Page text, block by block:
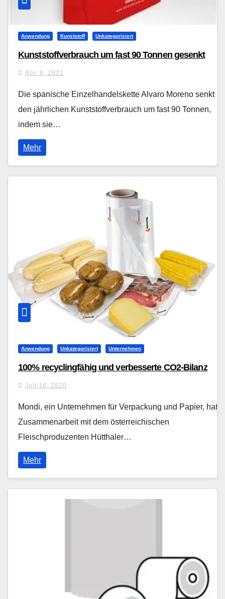
Anwendung Kunststoff Unkategorisiert
Kunststoffverbrauch um fast 90 Tonnen gesenkt
Apr. 8, 2021
Die spanische Einzelhandelskette Alvaro Moreno senkt
den jährlichen Kunststoffverbrauch um fast 90 Tonnen,
indem sie…
Mehr
Anwendung Unkategorisiert Unternehmen
100% recyclingfähig und verbesserte CO2-Bilanz
Juli 16, 2020
Mondi, ein Unternehmen für Verpackung und Papier, hat
Zusammenarbeit mit dem österreichischen
Fleischproduzenten Hütthaler…
Mehr